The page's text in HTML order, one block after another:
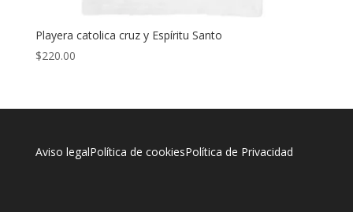
Playera catolica cruz y Espíritu Santo
$220.00
Aviso legalPolítica de cookiesPolítica de Privacidad